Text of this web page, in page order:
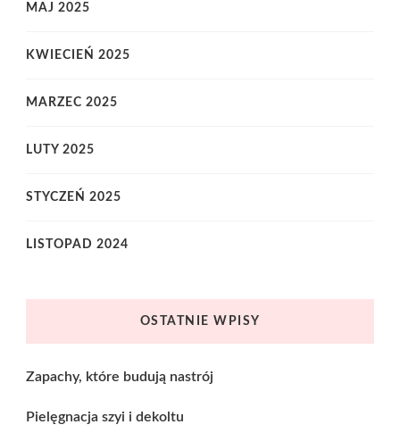
MAJ 2025
KWIECIEŃ 2025
MARZEC 2025
LUTY 2025
STYCZEŃ 2025
LISTOPAD 2024
OSTATNIE WPISY
Zapachy, które budują nastrój
Pielęgnacja szyi i dekoltu